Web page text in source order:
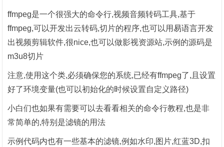
ffmpeg是一个很强大的命令行,视频音频转码工具,基于
ffmpeg,可以开发出云转码,切片的程序,也可以用易语言开发
出视频剪辑软件,很nice,也可以做影视资源站,示例的源码是
m3u8切片
注意,使用这个类,必须确保您的系统,已经有ffmpeg了,且设置
好了环境变量(也可以初始化的时候设置自定义路径)
小白们也如果有需要可以去看看相关的命令行教程,也是非
常简单的,特别是滤镜的用法
示例代码内也有一些基本的滤镜,例如水印,图片,红蓝3D,扣